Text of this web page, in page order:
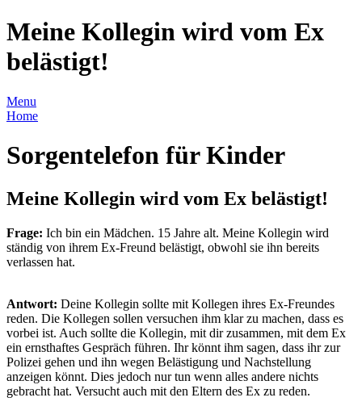
Meine Kollegin wird vom Ex
belästigt!
Menu
Home
Sorgentelefon für Kinder
Meine Kollegin wird vom Ex belästigt!
Frage: Ich bin ein Mädchen. 15 Jahre alt. Meine Kollegin wird
ständig von ihrem Ex-Freund belästigt, obwohl sie ihn bereits
verlassen hat.
Antwort: Deine Kollegin sollte mit Kollegen ihres Ex-Freundes
reden. Die Kollegen sollen versuchen ihm klar zu machen, dass es
vorbei ist. Auch sollte die Kollegin, mit dir zusammen, mit dem Ex
ein ernsthaftes Gespräch führen. Ihr könnt ihm sagen, dass ihr zur
Polizei gehen und ihn wegen Belästigung und Nachstellung
anzeigen könnt. Dies jedoch nur tun wenn alles andere nichts
gebracht hat. Versucht auch mit den Eltern des Ex zu reden.